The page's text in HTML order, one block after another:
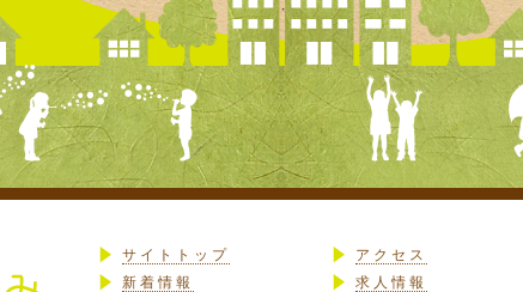
サイトトップ
新着情報
アクセス
求人情報